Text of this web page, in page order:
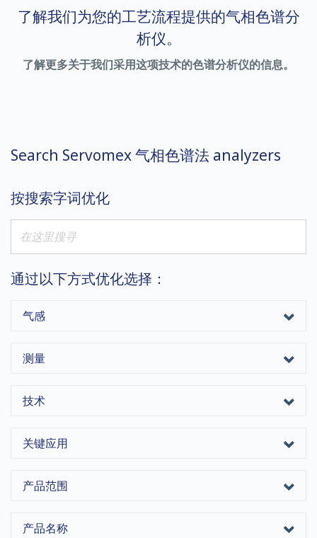
了解我们为您的工艺流程提供的气相色谱分
析仪。
了解更多关于我们采用这项技术的色谱分析仪的信息。
Search Servomex 气相色谱法 analyzers
按搜索字词优化
通过以下方式优化选择：
气感
测量
技术
关键应用
产品范围
产品名称